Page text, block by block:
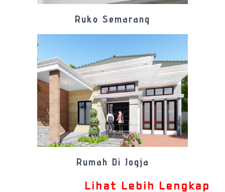
Ruko Semarang
Rumah Di Jogja
Lihat Lebih Lengkap